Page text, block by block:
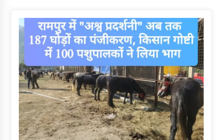
ओकओवर घेराव में किया शक्ति प्रदर्शन
05/08/2026